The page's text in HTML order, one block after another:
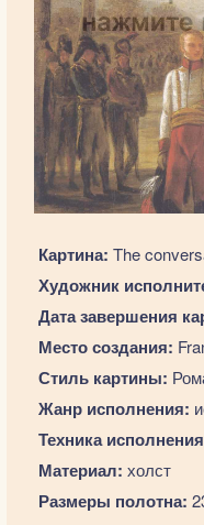
Картина: The
Художник
Дата завершения
Место создания:
Стиль картины:
Жанр исполнения:
Техника
Материал: холст
Размеры полотна: